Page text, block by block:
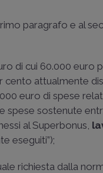
paragrafo e al
di cui 60.000 euro
cento attualmente
euro di spese
spese sostenute
al Superbonus,
eseguiti”);
richiesta dalla